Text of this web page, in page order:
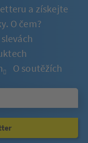
a získejte
O čem?
O soutěžích